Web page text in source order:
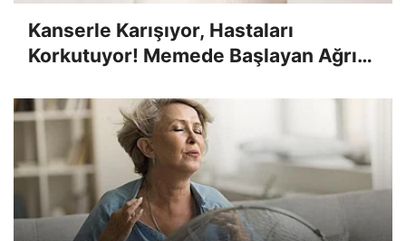
Kanserle Karışıyor, Hastaları
Korkutuyor! Memede Başlayan Ağrı